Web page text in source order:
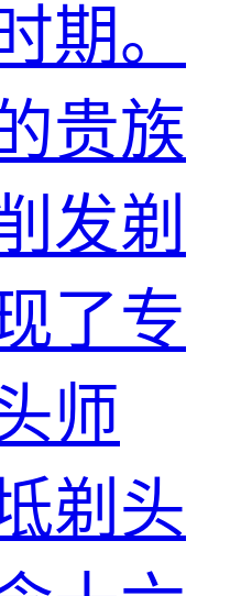
期。
贵族
发剃
了专
师
剃头